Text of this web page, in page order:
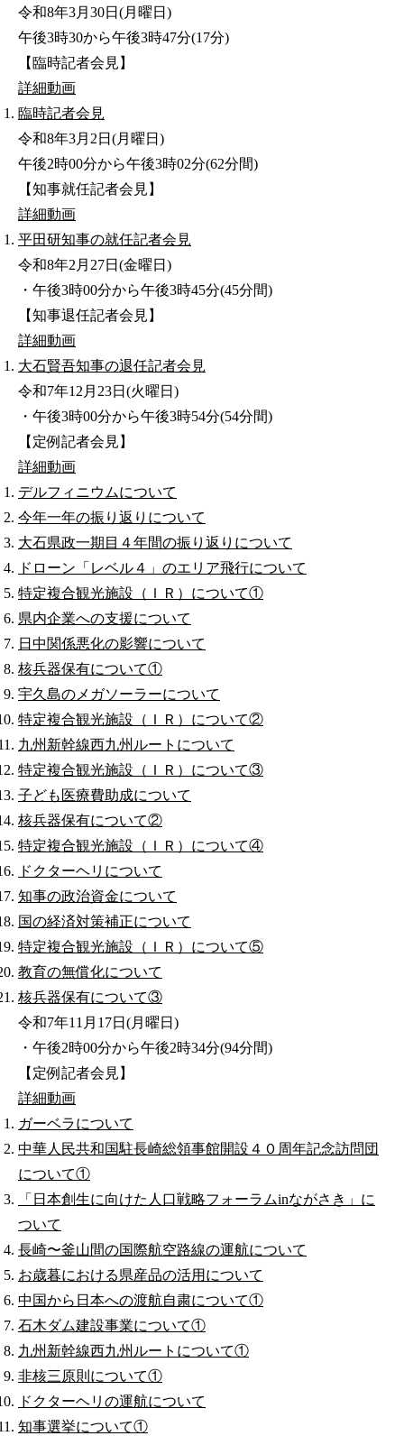
令和8年3月30日(月曜日)
午後3時30から午後3時47分(17分)
【臨時記者会見】
詳細動画
臨時記者会見
令和8年3月2日(月曜日)
午後2時00分から午後3時02分(62分間)
【知事就任記者会見】
詳細動画
平田研知事の就任記者会見
令和8年2月27日(金曜日)
・午後3時00分から午後3時45分(45分間)
【知事退任記者会見】
詳細動画
大石賢吾知事の退任記者会見
令和7年12月23日(火曜日)
・午後3時00分から午後3時54分(54分間)
【定例記者会見】
詳細動画
デルフィニウムについて
今年一年の振り返りについて
大石県政一期目４年間の振り返りについて
ドローン「レベル４」のエリア飛行について
特定複合観光施設（ＩＲ）について①
県内企業への支援について
日中関係悪化の影響について
核兵器保有について①
宇久島のメガソーラーについて
特定複合観光施設（ＩＲ）について②
九州新幹線西九州ルートについて
特定複合観光施設（ＩＲ）について③
子ども医療費助成について
核兵器保有について②
特定複合観光施設（ＩＲ）について④
ドクターヘリについて
知事の政治資金について
国の経済対策補正について
特定複合観光施設（ＩＲ）について⑤
教育の無償化について
核兵器保有について③
令和7年11月17日(月曜日)
・午後2時00分から午後2時34分(94分間)
【定例記者会見】
詳細動画
ガーベラについて
中華人民共和国駐長崎総領事館開設４０周年記念訪問団
について①
「日本創生に向けた人口戦略フォーラムinながさき」に
ついて
長崎〜釜山間の国際航空路線の運航について
お歳暮における県産品の活用について
中国から日本への渡航自粛について①
石木ダム建設事業について①
九州新幹線西九州ルートについて①
非核三原則について①
ドクターヘリの運航について
知事選挙について①